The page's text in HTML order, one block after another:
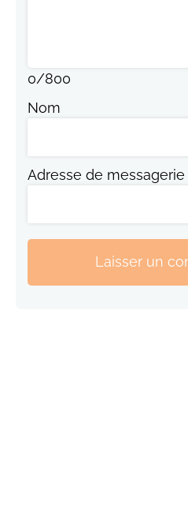
0/800
Nom
Adresse de messagerie
Laisser un